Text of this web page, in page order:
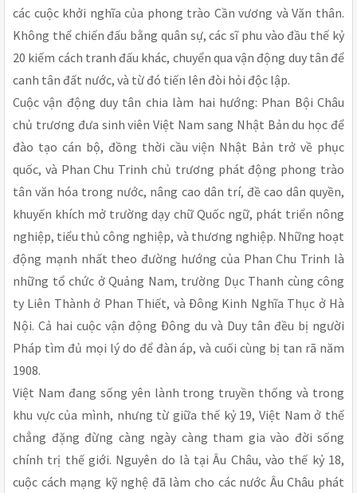
các cuộc khởi nghĩa của phong trào Cần vương và Văn thân.
Không thể chiến đấu bằng quân sự, các sĩ phu vào đầu thế kỷ
20 kiếm cách tranh đấu khác, chuyển qua vận động duy tân để
canh tân đất nước, và từ đó tiến lên đòi hỏi độc lập.
Cuộc vận động duy tân chia làm hai hướng: Phan Bội Châu
chủ trương đưa sinh viên Việt Nam sang Nhật Bản du học để
đào tạo cán bộ, đồng thời cầu viện Nhật Bản trở về phục
quốc, và Phan Chu Trinh chủ trương phát động phong trào
tân văn hóa trong nước, nâng cao dân trí, đề cao dân quyền,
khuyến khích mở trường dạy chữ Quốc ngữ, phát triển nông
nghiệp, tiểu thủ công nghiệp, và thương nghiệp. Những hoạt
động mạnh nhất theo đường hướng của Phan Chu Trinh là
những tổ chức ở Quảng Nam, trường Dục Thanh cùng công
ty Liên Thành ở Phan Thiết, và Ðông Kinh Nghĩa Thục ở Hà
Nội. Cả hai cuộc vận động Ðông du và Duy tân đều bị người
Pháp tìm đủ mọi lý do để đàn áp, và cuối cùng bị tan rã năm
1908.
Việt Nam đang sống yên lành trong truyền thống và trong
khu vực của mình, nhưng từ giữa thế kỷ 19, Việt Nam ở thế
chẳng đặng đừng càng ngày càng tham gia vào đời sống
chính trị thế giới. Nguyên do là tại Âu Châu, vào thế kỷ 18,
cuộc cách mạng kỹ nghệ đã làm cho các nước Âu Châu phát